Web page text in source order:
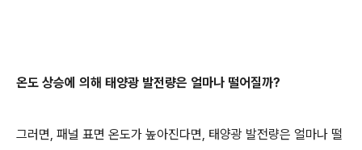
온도 상승에 의해 태양광 발전량은 얼마나 떨어질까?
그러면, 패널 표면 온도가 높아진다면, 태양광 발전량은 얼마나 떨